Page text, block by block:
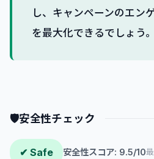
し、キャンペーンのエン
を最大化できるでしょう。
🛡安全性チェック
✔ Safe 安全性スコア: 9.5/10